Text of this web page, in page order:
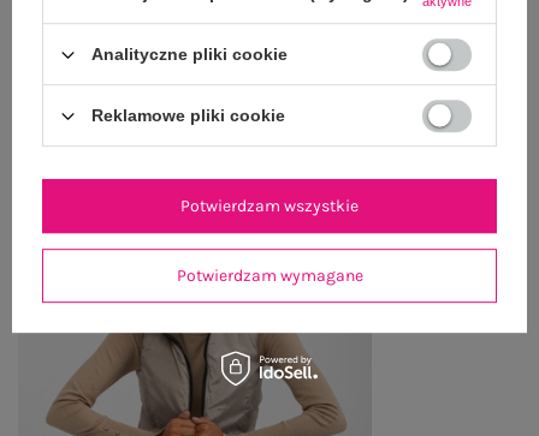
OSTATNIO OGLĄDANE
Zobacz wszystko
Analityczne pliki cookie
Reklamowe pliki cookie
Potwierdzam wymagane
Potwierdzam wszystkie